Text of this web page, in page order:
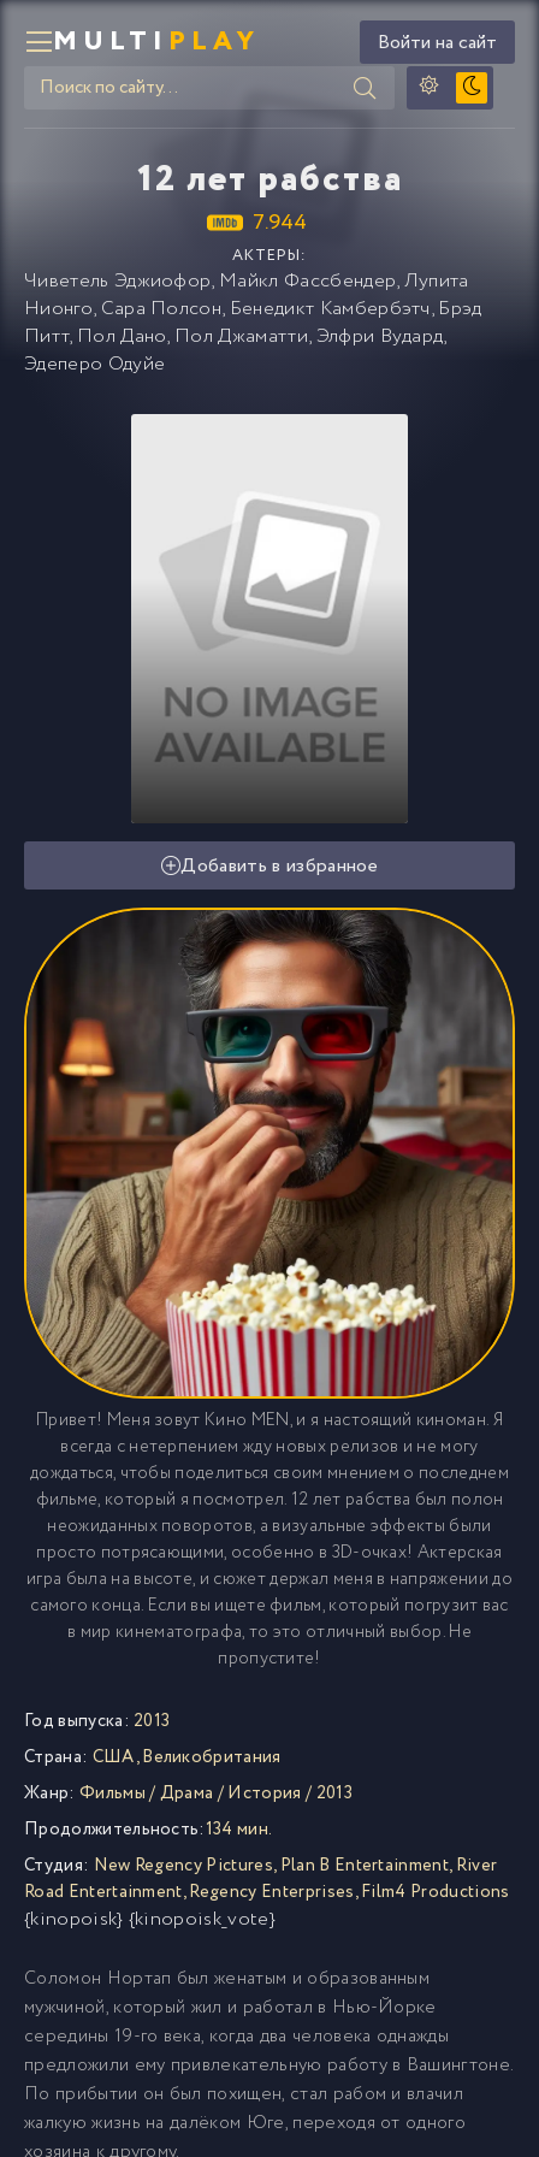
MULTI PLAY Войти на сайт
12 лет рабства
7.944
АКТЕРЫ:
Чиветель Эджиофор, Майкл Фассбендер,Лупита
Нионго, Сара Полсон, Бенедикт Камбербэтч, Брэд
Питт, Пол Дано, Пол Джаматти,Элфри Вудард,
Эдеперо Одуйе
Добавить в избранное
Привет! Меня зовут Кино MEN, и я настоящий киноман. Я
всегда с нетерпением жду новых релизов и не могу
дождаться, чтобы поделиться своим мнением о последнем
фильме, который я посмотрел. 12 лет рабства был полон
неожиданных поворотов, а визуальные эффекты были
просто потрясающими, особенно в 3D-очках! Актерская
игра была на высоте, и сюжет держал меня в напряжении до
самого конца. Если вы ищете фильм, который погрузит вас
в мир кинематографа, то это отличный выбор. Не
пропустите!
Год выпуска: 2013
Страна: США,Великобритания
Жанр: Фильмы/Драма /История / 2013
Продолжительность:134 мин.
Студия: New Regency Pictures,Plan B Entertainment,River
Road Entertainment,Regency Enterprises,Film4 Productions
{kinopoisk} {kinopoisk_vote}
Соломон Нортап был женатым и образованным
мужчиной, который жил и работал в Нью-Йорке
середины 19-го века, когда два человека однажды
предложили ему привлекательную работу в Вашингтоне.
По прибытии он был похищен, стал рабом и влачил
жалкую жизнь на далёком Юге, переходя от одного